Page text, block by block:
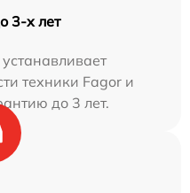
3-х лет
техники Fagor и
до 3 лет.